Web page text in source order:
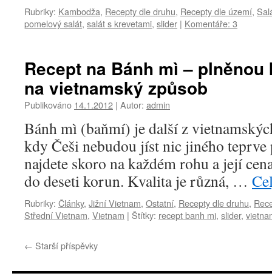
Rubriky: Kambodža, Recepty dle druhu, Recepty dle území,
pomelový salát, salát s krevetami, slider | Komentáře: 3
Recept na Bánh mì –
na vietnamský způsob
Publikováno 14.1.2012 | Autor: admin
Bánh mì (baňmí) je další z
kdy Češi nebudou jíst nic jiného
najdete skoro na každém rohu a její
do deseti korun. Kvalita je různá, …
Rubriky: Články, Jižní Vietnam, Ostatní, Recepty dle druhu,
Střední Vietnam, Vietnam | Štítky: recept banh mi, slider,
← Starší příspěvky